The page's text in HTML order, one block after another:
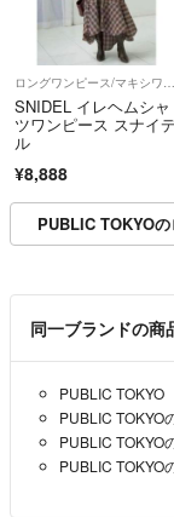
ロングワンピース/マキシワンピース
SNIDEL イレヘムシャ
ツワンピース スナイ
ル
¥8,888
PUBLIC TOKYO
同一ブランドの商
PUBLIC TOKYO
PUBLIC TOKYO
PUBLIC TOKYO
PUBLIC TOKYO